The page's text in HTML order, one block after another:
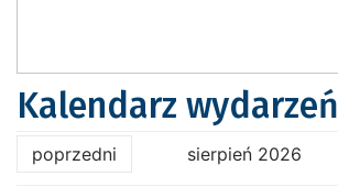
Kalendarz wydarzeń
poprzedni sierpień 2026